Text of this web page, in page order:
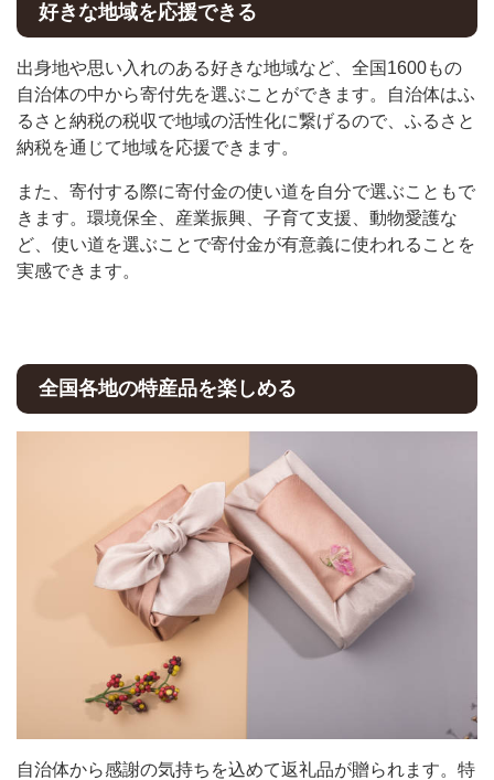
好きな地域を応援できる
出身地や思い入れのある好きな地域など、全国1600もの
自治体の中から寄付先を選ぶことができます。自治体はふ
るさと納税の税収で地域の活性化に繋げるので、ふるさと
納税を通じて地域を応援できます。
また、寄付する際に寄付金の使い道を自分で選ぶこともで
きます。環境保全、産業振興、子育て支援、動物愛護な
ど、使い道を選ぶことで寄付金が有意義に使われることを
実感できます。
全国各地の特産品を楽しめる
自治体から感謝の気持ちを込めて返礼品が贈られます。特